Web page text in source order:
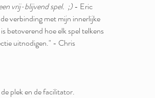
vrij-blijvend spel.  ;) - Eric
verbinding met mijn innerlijke
betoverend hoe elk spel telkens
uitnodigen." - Chris
plek en de facilitator.